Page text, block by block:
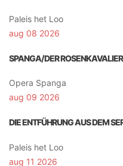
Paleis het Loo
aug 08 2026
SPANGA/DER
Opera Spanga
aug 09 2026
DIE ENTFÜHRUNG AUS DEM
Paleis het Loo
aug 11 2026